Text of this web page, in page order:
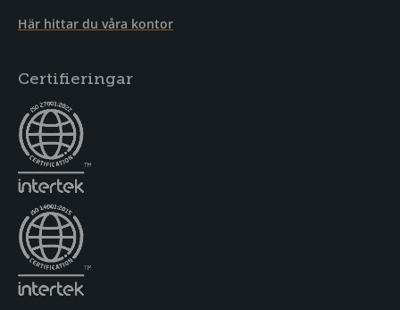
Här hittar du våra kontor
Certifieringar